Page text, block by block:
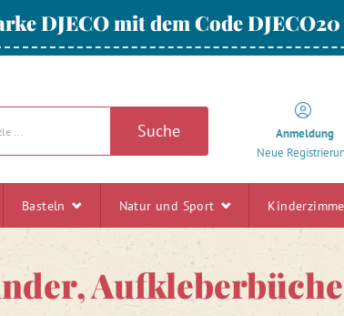
DJECO mit dem Code
Suche
Anmeldung
Neue
Basteln Natur und Sport